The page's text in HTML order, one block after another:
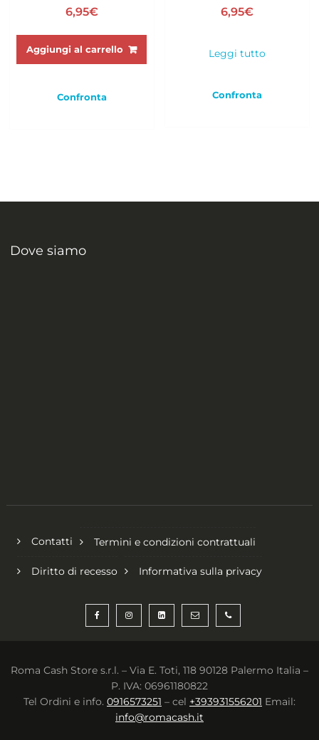
6,95€
Aggiungi al carrello
Confronta
6,95€
Leggi tutto
Confronta
Dove siamo
Contatti Termini e condizioni contrattuali
Diritto di recesso Informativa sulla privacy
Roma Cash Store s.r.l. – Via E. Toti, 118 90128 Palermo Italia –
P. IVA: 06961180822
Tel Ordini e info. 0916573251 – cel +393931556201 Email:
info@romacash.it